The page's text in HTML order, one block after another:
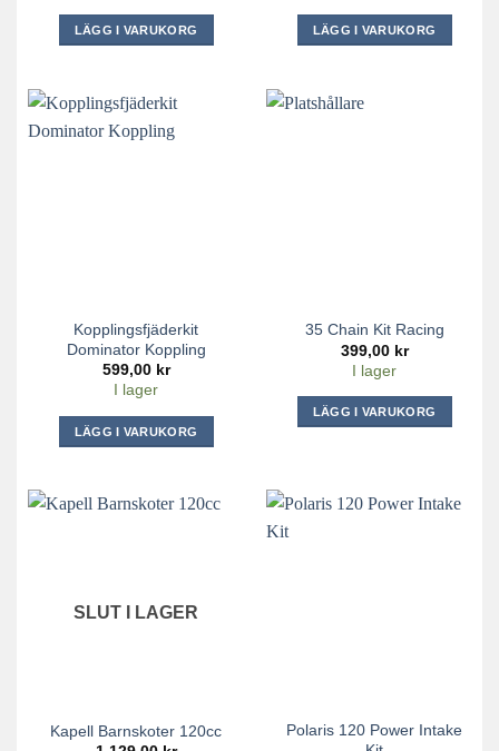
LÄGG I VARUKORG LÄGG I VARUKORG
Kopplingsfjäderkit
Dominator Koppling
599,00 kr
I lager
LÄGG I VARUKORG
35 Chain Kit Racing
399,00 kr
I lager
LÄGG I VARUKORG
SLUT I LAGER
Kapell Barnskoter 120cc
Polaris 120 Power Intake